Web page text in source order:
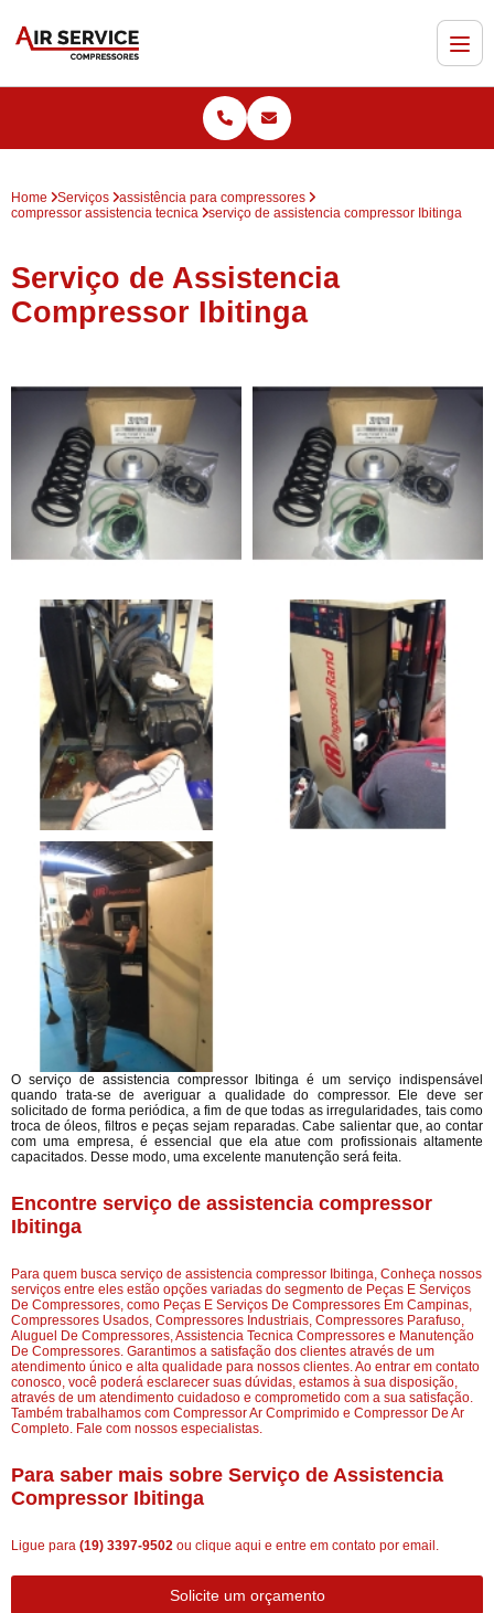
Home Serviços
assistência para compressores
compressor assistencia tecnica
serviço de assistencia compressor Ibitinga
Serviço de Assistencia
Compressor Ibitinga
O serviço de assistencia compressor Ibitinga é um serviço indispensável
quando trata-se de averiguar a qualidade do compressor. Ele deve ser
solicitado de forma periódica, a fim de que todas as irregularidades, tais como
troca de óleos, filtros e peças sejam reparadas. Cabe salientar que, ao contar
com uma empresa, é essencial que ela atue com profissionais altamente
capacitados. Desse modo, uma excelente manutenção será feita.
Encontre serviço de assistencia compressor
Ibitinga
Para quem busca serviço de assistencia compressor Ibitinga, Conheça nossos
serviços entre eles estão opções variadas do segmento de Peças E Serviços
De Compressores, como Peças E Serviços De Compressores Em Campinas,
Compressores Usados, Compressores Industriais, Compressores Parafuso,
Aluguel De Compressores, Assistencia Tecnica Compressores e Manutenção
De Compressores. Garantimos a satisfação dos clientes através de um
atendimento único e alta qualidade para nossos clientes. Ao entrar em contato
conosco, você poderá esclarecer suas dúvidas, estamos à sua disposição,
através de um atendimento cuidadoso e comprometido com a sua satisfação.
Também trabalhamos com Compressor Ar Comprimido e Compressor De Ar
Completo. Fale com nossos especialistas.
Para saber mais sobre Serviço de Assistencia
Compressor Ibitinga
Ligue para (19) 3397-9502 ou clique aqui e entre em contato por email.
Solicite um orçamento